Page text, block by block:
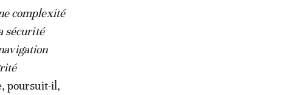
complexité
sécurité
poursuit-il,